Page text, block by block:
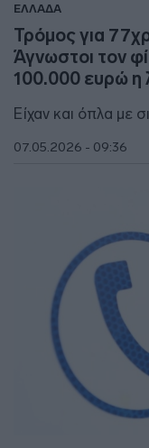
ΕΛΛΑΔΑ
Τρόμος για
Άγνωστοι τον
100.000 ευρώ η
Είχαν και όπλα με
07.05.2026 - 09:36